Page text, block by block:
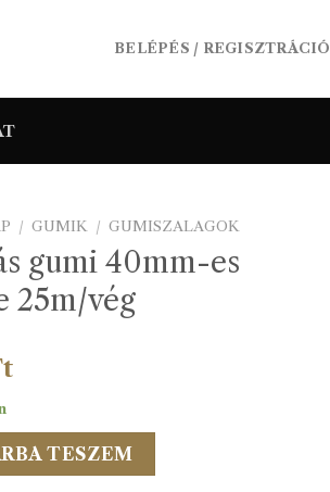
BELÉPÉS / REGISZTRÁCIÓ
/ GUMIK / GUMISZALAGOK
gumi 40mm-es
25m/vég
TESZEM